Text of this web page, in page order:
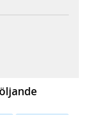
webbplats,
webbplats,